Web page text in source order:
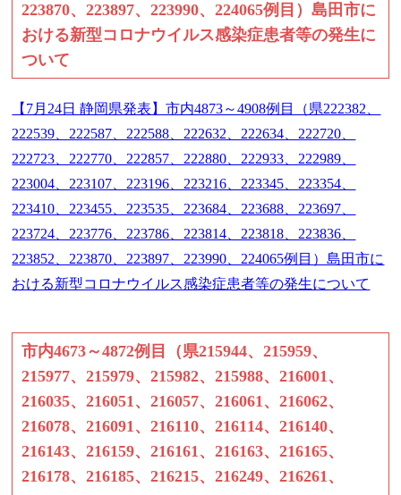
223870、223897、223990、224065例目）島田市に
おける新型コロナウイルス感染症患者等の発生に
ついて
【7月24日 静岡県発表】市内4873～4908例目（県222382、
222539、222587、222588、222632、222634、222720、
222723、222770、222857、222880、222933、222989、
223004、223107、223196、223216、223345、223354、
223410、223455、223535、223684、223688、223697、
223724、223776、223786、223814、223818、223836、
223852、223870、223897、223990、224065例目）島田市に
おける新型コロナウイルス感染症患者等の発生について
市内4673～4872例目（県215944、215959、
215977、215979、215982、215988、216001、
216035、216051、216057、216061、216062、
216078、216091、216110、216114、216140、
216143、216159、216161、216163、216165、
216178、216185、216215、216249、216261、